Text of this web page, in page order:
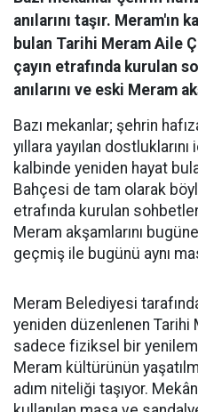
anılarını taşır. Meram'ın
bulan Tarihi Meram Aile
çayın etrafında kurulan
anılarını ve eski Meram
Bazı mekanlar; şehrin
yıllara yayılan
kalbinde yeniden hayat
Bahçesi de tam olarak
etrafında kurulan
Meram akşamlarını
geçmiş ile bugünü aynı
Meram Belediyesi
yeniden düzenlenen Tarihi
sadece fiziksel bir
Meram kültürünün
adım niteliği taşıyor.